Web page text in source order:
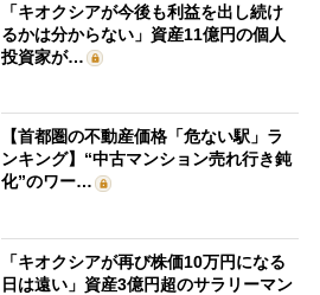
「キオクシアが今後も利益を出し続け
るかは分からない」資産11億円の個人
投資家が…
【首都圏の不動産価格「危ない駅」ラ
ンキング】“中古マンション売れ行き鈍
化”のワー…
「キオクシアが再び株価10万円になる
日は遠い」資産3億円超のサラリーマン